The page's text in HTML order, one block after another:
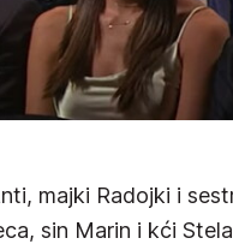
majki Radojki i
sin Marin i kći